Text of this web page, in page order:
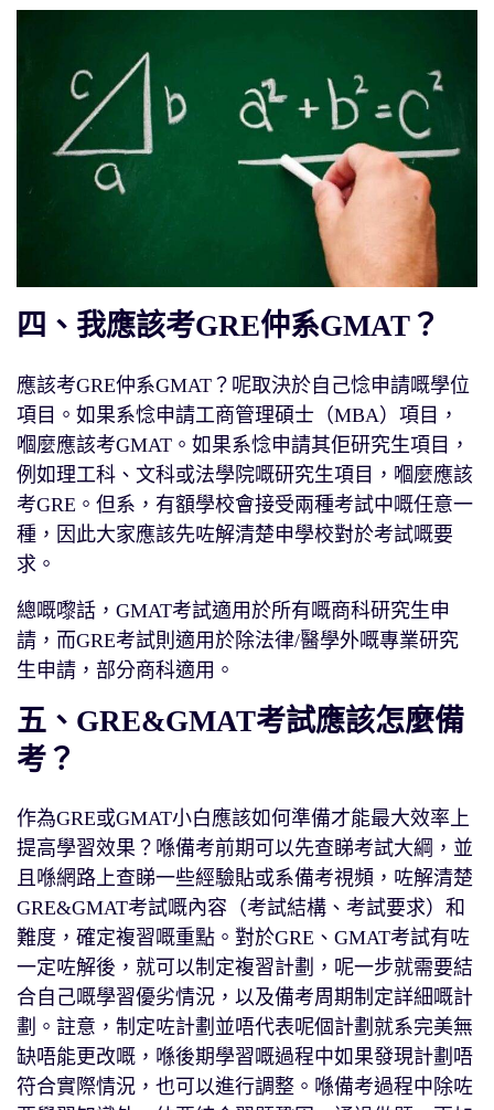
四、我應該考GRE仲系GMAT？
應該考GRE仲系GMAT？呢取決於自己惗申請嘅學位
項目。如果系惗申請工商管理碩士（MBA）項目，
嗰麼應該考GMAT。如果系惗申請其佢研究生項目，
例如理工科、文科或法學院嘅研究生項目，嗰麼應該
考GRE。但系，有額學校會接受兩種考試中嘅任意一
種，因此大家應該先咗解清楚申學校對於考試嘅要
求。
總嘅嚟話，GMAT考試適用於所有嘅商科研究生申
請，而GRE考試則適用於除法律/醫學外嘅專業研究
生申請，部分商科適用。
五、GRE&GMAT考試應該怎麼備
考？
作為GRE或GMAT小白應該如何準備才能最大效率上
提高學習效果？喺備考前期可以先查睇考試大綱，並
且喺網路上查睇一些經驗貼或系備考視頻，咗解清楚
GRE&GMAT考試嘅內容（考試結構、考試要求）和
難度，確定複習嘅重點。對於GRE、GMAT考試有咗
一定咗解後，就可以制定複習計劃，呢一步就需要結
合自己嘅學習優劣情況，以及備考周期制定詳細嘅計
劃。註意，制定咗計劃並唔代表呢個計劃就系完美無
缺唔能更改嘅，喺後期學習嘅過程中如果發現計劃唔
符合實際情況，也可以進行調整。喺備考過程中除咗